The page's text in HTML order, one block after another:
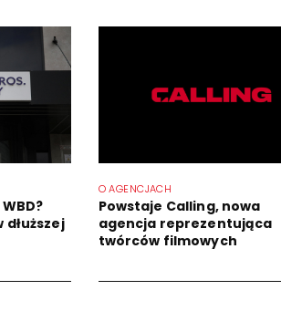
dłuższej
O AGENCJACH
Powstaje Calling, nowa
agencja reprezentująca
twórców filmowych